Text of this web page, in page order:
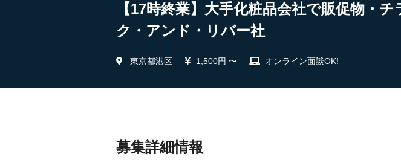
【17時終業】大手化粧品会社で販促物・
ク・アンド・リバー社
東京都港区 1,500円 〜 オンライン面談OK!
募集詳細情報